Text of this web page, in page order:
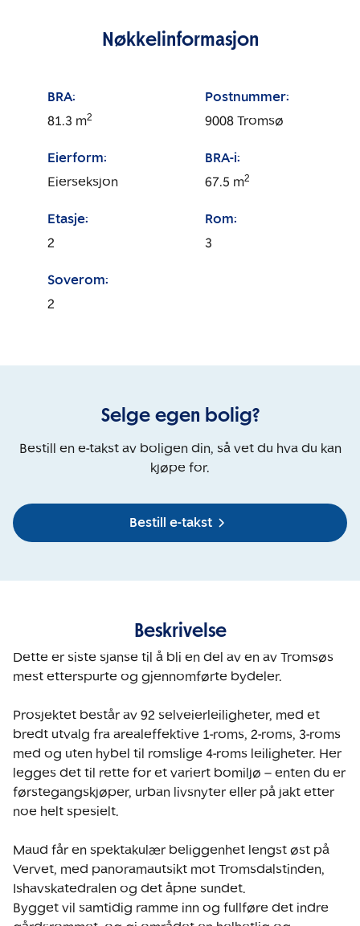
Nøkkelinformasjon
BRA:
81.3 m2
Postnummer:
9008 Tromsø
Eierform:
Eierseksjon
BRA-i:
67.5 m2
Etasje:
2
Rom:
3
Soverom:
2
Selge egen bolig?
Bestill en e-takst av boligen din, så vet du hva du kan
kjøpe for.
Bestill e-takst
Beskrivelse
Dette er siste sjanse til å bli en del av en av Tromsøs
mest etterspurte og gjennomførte bydeler.
Prosjektet består av 92 selveierleiligheter, med et
bredt utvalg fra arealeffektive 1-roms, 2-roms, 3-roms
med og uten hybel til romslige 4-roms leiligheter. Her
legges det til rette for et variert bomiljø – enten du er
førstegangskjøper, urban livsnyter eller på jakt etter
noe helt spesielt.
Maud får en spektakulær beliggenhet lengst øst på
Vervet, med panoramautsikt mot Tromsdalstinden,
Ishavskatedralen og det åpne sundet.
Bygget vil samtidig ramme inn og fullføre det indre